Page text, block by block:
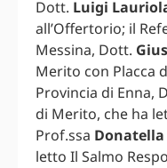
Dott. Luigi
all’Offertorio; il
Messina, Dott.
Merito con Placca
Provincia di Enna,
di Merito, che ha
Prof.ssa Donatella
letto Il Salmo